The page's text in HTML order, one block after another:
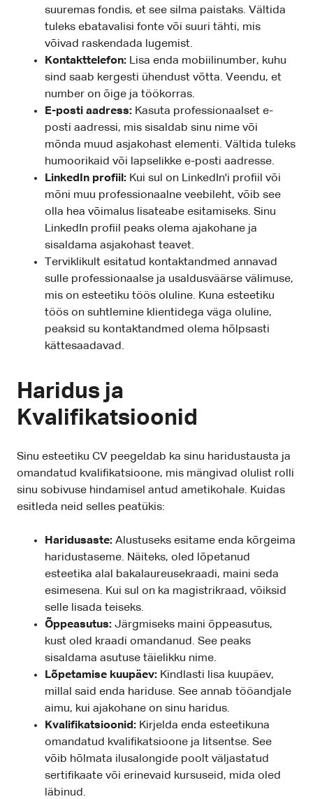
suuremas fondis, et see silma paistaks. Vältida
tuleks ebatavalisi fonte või suuri tähti, mis
võivad raskendada lugemist.
Kontakttelefon: Lisa enda mobiilinumber, kuhu
sind saab kergesti ühendust võtta. Veendu, et
number on õige ja töökorras.
E-posti aadress: Kasuta professionaalset e-
posti aadressi, mis sisaldab sinu nime või
mõnda muud asjakohast elementi. Vältida tuleks
humoorikaid või lapselikke e-posti aadresse.
LinkedIn profiil: Kui sul on LinkedIn'i profiil või
mõni muu professionaalne veebileht, võib see
olla hea võimalus lisateabe esitamiseks. Sinu
LinkedIn profiil peaks olema ajakohane ja
sisaldama asjakohast teavet.
Terviklikult esitatud kontaktandmed annavad
sulle professionaalse ja usaldusväärse välimuse,
mis on esteetiku töös oluline. Kuna esteetiku
töös on suhtlemine klientidega väga oluline,
peaksid su kontaktandmed olema hõlpsasti
kättesaadavad.
Haridus ja
Kvalifikatsioonid
Sinu esteetiku CV peegeldab ka sinu haridustausta ja
omandatud kvalifikatsioone, mis mängivad olulist rolli
sinu sobivuse hindamisel antud ametikohale. Kuidas
esitleda neid selles peatükis:
Haridusaste: Alustuseks esitame enda kõrgeima
haridustaseme. Näiteks, oled lõpetanud
esteetika alal bakalaureusekraadi, maini seda
esimesena. Kui sul on ka magistrikraad, võiksid
selle lisada teiseks.
Õppeasutus: Järgmiseks maini õppeasutus,
kust oled kraadi omandanud. See peaks
sisaldama asutuse täielikku nime.
Lõpetamise kuupäev: Kindlasti lisa kuupäev,
millal said enda hariduse. See annab tööandjale
aimu, kui ajakohane on sinu haridus.
Kvalifikatsioonid: Kirjelda enda esteetikuna
omandatud kvalifikatsioone ja litsentse. See
võib hõlmata ilusalongide poolt väljastatud
sertifikaate või erinevaid kursuseid, mida oled
läbinud.